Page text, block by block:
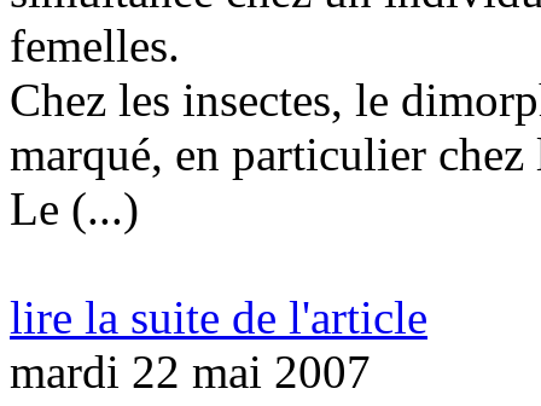
femelles.
Chez les insectes, le
marqué, en particulier
Le (...)
lire la suite de l'article
mardi 22 mai 2007